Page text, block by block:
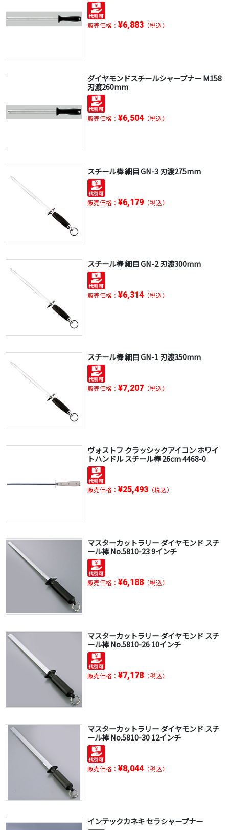
販売価格： ¥6,883（税込）
ダイヤモンドスチールシャープナー M158
刃渡260mm
販売価格： ¥6,504（税込）
スチール棒 細目 GN-3 刃渡275mm
販売価格： ¥6,179（税込）
スチール棒 細目 GN-2 刃渡300mm
販売価格： ¥6,314（税込）
スチール棒 細目 GN-1 刃渡350mm
販売価格： ¥7,207（税込）
ヴォストフ クラッシックアイコン ホワイ
トハンドル スチール棒 26cm 4468-0
販売価格： ¥25,493（税込）
マスターカットラリー ダイヤモンド スチ
ール棒 No.5810-23 9インチ
販売価格： ¥6,188（税込）
マスターカットラリー ダイヤモンド スチ
ール棒 No.5810-26 10インチ
販売価格： ¥7,178（税込）
マスターカットラリー ダイヤモンド スチ
ール棒 No.5810-30 12インチ
販売価格： ¥8,044（税込）
インテックカネキ セラシャープナー